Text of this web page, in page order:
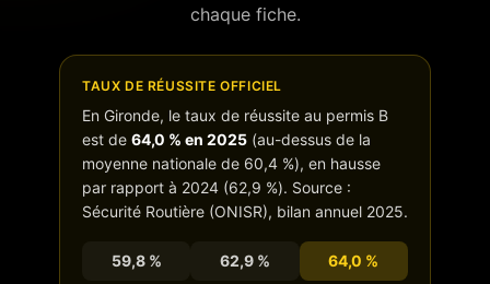
chaque fiche.
TAUX DE RÉUSSITE OFFICIEL
En Gironde, le taux de réussite au permis B
est de 64,0 % en 2025 (au-dessus de la
moyenne nationale de 60,4 %), en hausse
par rapport à 2024 (62,9 %). Source :
Sécurité Routière (ONISR), bilan annuel 2025.
59,8% 62,9% 64,0 %